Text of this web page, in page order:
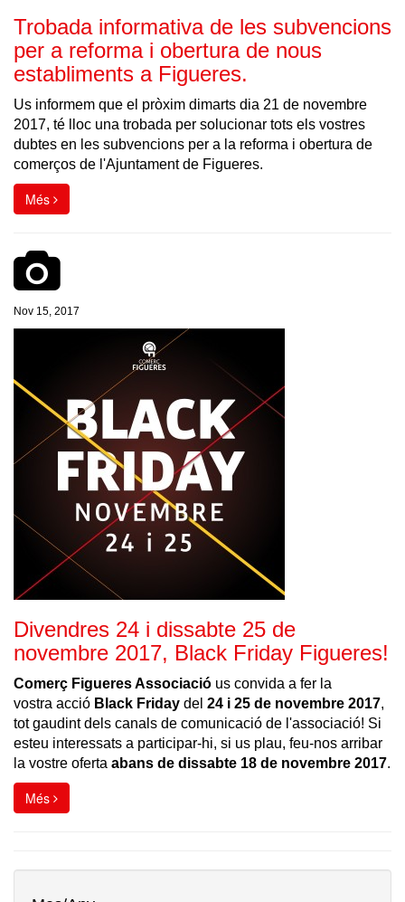
Trobada informativa de les subvencions
per a reforma i obertura de nous
establiments a Figueres.
Us informem que el pròxim dimarts dia 21 de novembre
2017, té lloc una trobada per solucionar tots els vostres
dubtes en les subvencions per a la reforma i obertura de
comerços de l'Ajuntament de Figueres.
Més
Nov 15, 2017
Divendres 24 i dissabte 25 de
novembre 2017, Black Friday Figueres!
Comerç Figueres Associació us convida a fer la
vostra acció Black Friday del 24 i 25 de novembre 2017,
tot gaudint dels canals de comunicació de l'associació! Si
esteu interessats a participar-hi, si us plau, feu-nos arribar
la vostre oferta abans de dissabte 18 de novembre 2017.
Més